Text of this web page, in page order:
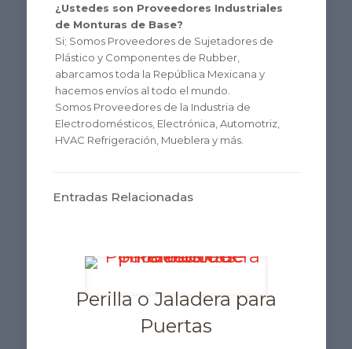
¿Ustedes son Proveedores Industriales
de Monturas de Base?
Si; Somos Proveedores de Sujetadores de
Plástico y Componentes de Rubber,
abarcamos toda la República Mexicana y
hacemos envíos al todo el mundo.
Somos Proveedores de la Industria de
Electrodomésticos, Electrónica, Automotriz,
HVAC Refrigeración, Mueblera y más.
Entradas Relacionadas
Perilla o Jaladera para
Puertas